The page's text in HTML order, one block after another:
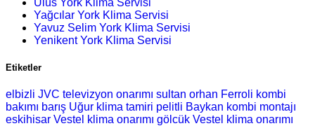
Yağcılar York Klima Servisi
Yavuz Selim York Klima Servisi
Yenikent York Klima Servisi
Etiketler
elbizli JVC televizyon onarımı sultan orhan Ferroli kombi
bakımı barış Uğur klima tamiri pelitli Baykan kombi montajı
eskihisar Vestel klima onarımı gölcük Vestel klima onarımı